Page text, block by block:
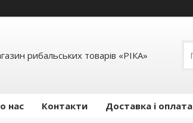
рибальських товарів «РІКА»
нас Контакти Доставка і оплата